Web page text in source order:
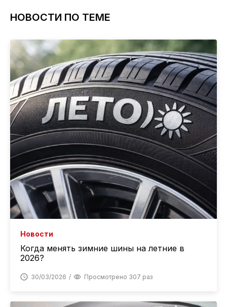
НОВОСТИ ПО ТЕМЕ
Новости
Когда менять зимние шины на летние в
2026?
30/03/2026 Просмотрено 307 раз